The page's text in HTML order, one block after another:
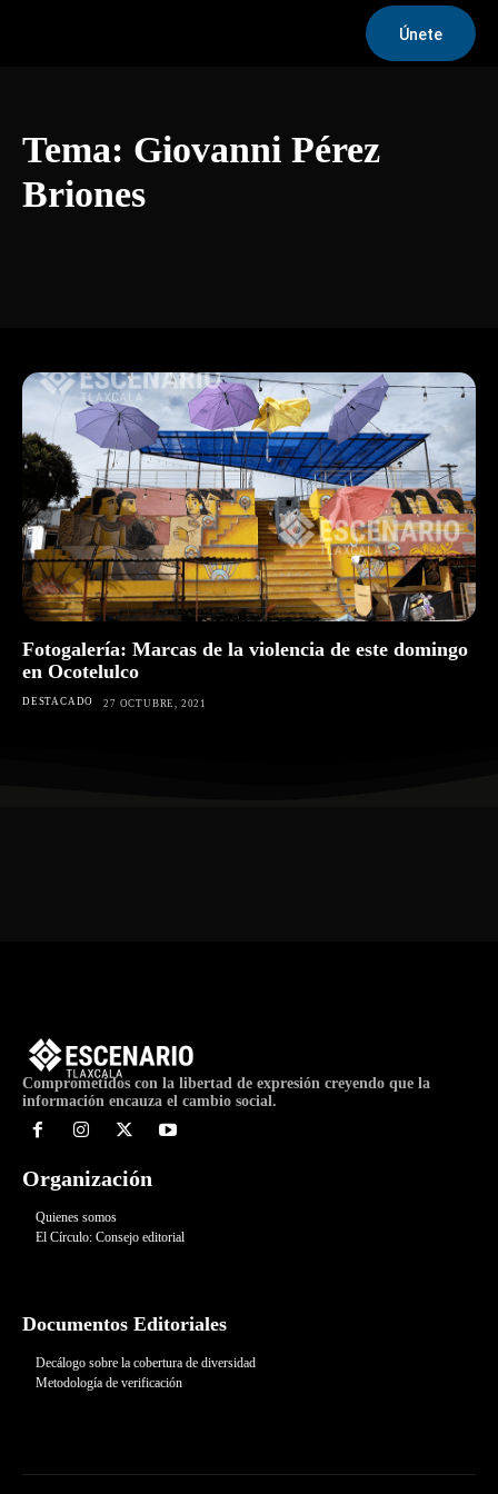
Únete
Tema: Giovanni Pérez
Briones
Fotogalería: Marcas de la violencia de este domingo
en Ocotelulco
DESTACADO 27 OCTUBRE, 2021
Comprometidos con la libertad de expresión creyendo que la
información encauza el cambio social.
Organización
Quienes somos
El Círculo: Consejo editorial
Documentos Editoriales
Decálogo sobre la cobertura de diversidad
Metodología de verificación